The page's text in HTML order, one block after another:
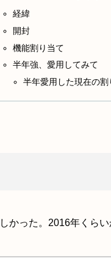
経緯
開封
機能割り当て
半年強、愛用してみて
半年愛用した現在の
かった。2016年くらい